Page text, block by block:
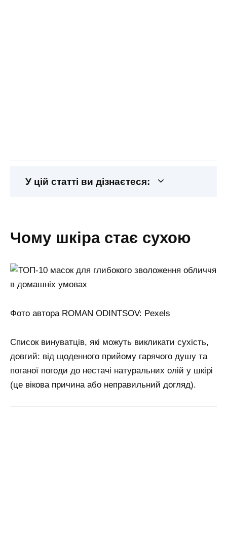
У цій статті ви дізнаєтеся:
чому шкіра стає сухою
Фото автора ROMAN ODINTSOV: Pexels
Список винуватців, які можуть викликати сухість,
довгий: від щоденного прийому гарячого душу та
поганої погоди до нестачі натуральних олій у шкірі
(це вікова причина або неправильний догляд).